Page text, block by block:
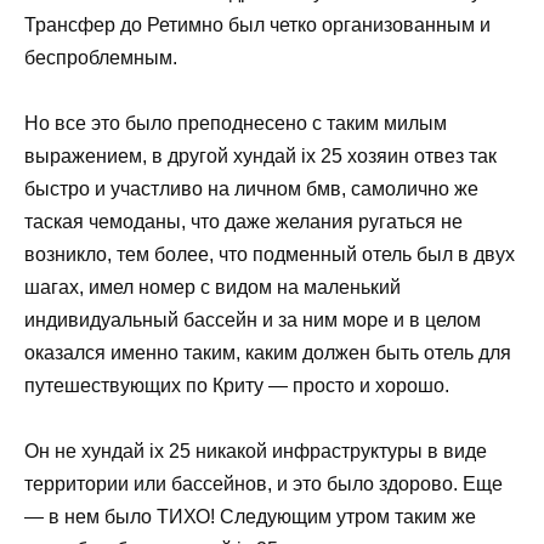
Трансфер до Ретимно был четко организованным и
беспроблемным.
Но все это было преподнесено с таким милым
выражением, в другой хундай ix 25 хозяин отвез так
быстро и участливо на личном бмв, самолично же
таская чемоданы, что даже желания ругаться не
возникло, тем более, что подменный отель был в двух
шагах, имел номер с видом на маленький
индивидуальный бассейн и за ним море и в целом
оказался именно таким, каким должен быть отель для
путешествующих по Криту — просто и хорошо.
Он не хундай ix 25 никакой инфраструктуры в виде
территории или бассейнов, и это было здорово. Еще
— в нем было ТИХО! Следующим утром таким же